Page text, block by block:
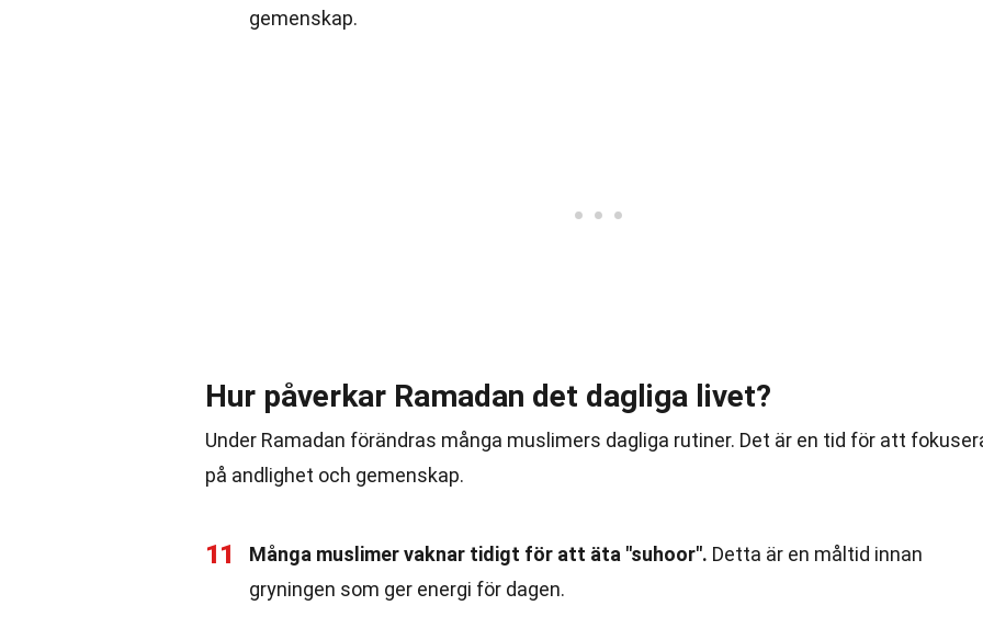
gemenskap.
Hur påverkar Ramadan det dagliga livet?
Under Ramadan förändras många muslimers dagliga rutiner. Det är en tid för att
på andlighet och gemenskap.
11 Många muslimer vaknar tidigt för att äta "suhoor". Detta är en måltid innan
gryningen som ger energi för dagen.